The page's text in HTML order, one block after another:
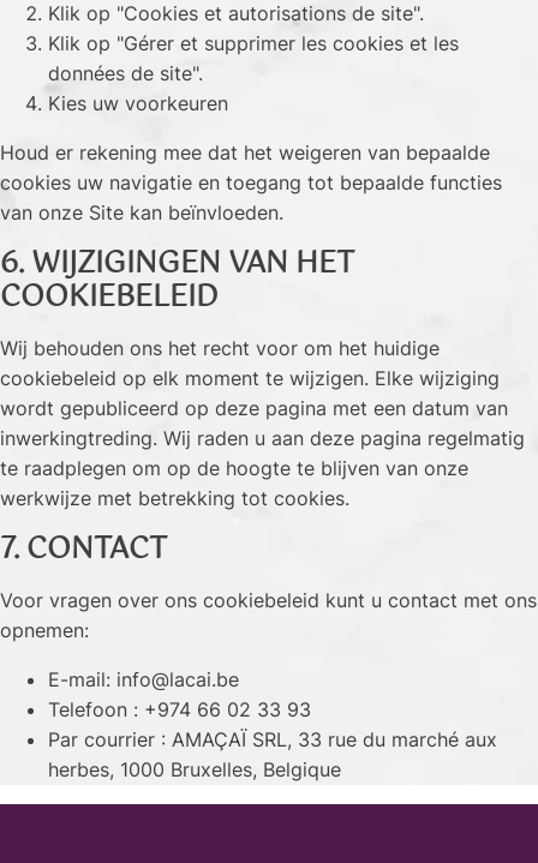
Klik op "Cookies et autorisations de site".
Klik op "Gérer et supprimer les cookies et les
données de site".
Kies uw voorkeuren
Houd er rekening mee dat het weigeren van bepaalde
cookies uw navigatie en toegang tot bepaalde functies
van onze Site kan beïnvloeden.
6. WIJZIGINGEN VAN HET
COOKIEBELEID
Wij behouden ons het recht voor om het huidige
cookiebeleid op elk moment te wijzigen. Elke wijziging
wordt gepubliceerd op deze pagina met een datum van
inwerkingtreding. Wij raden u aan deze pagina regelmatig
te raadplegen om op de hoogte te blijven van onze
werkwijze met betrekking tot cookies.
7. CONTACT
Voor vragen over ons cookiebeleid kunt u contact met ons
opnemen:
E-mail: info@lacai.be
Telefoon : +974 66 02 33 93
Par courrier : AMAÇAÏ SRL, 33 rue du marché aux
herbes, 1000 Bruxelles, Belgique